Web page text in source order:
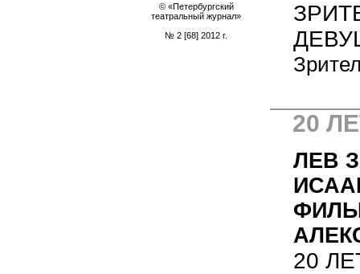
© «Петербургский
театральный журнал»
№ 2 [68] 2012 г.
20
ЛЕВ
20